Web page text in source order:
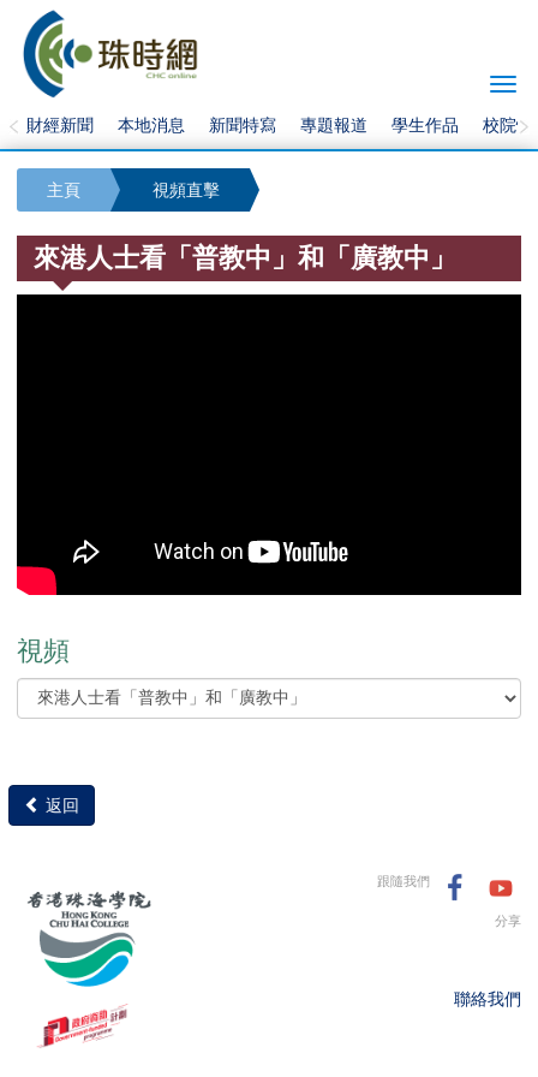
財經新聞 本地消息 新聞特寫 專題報道 學生作品 校院快
主頁 視頻直擊
來港人士看「普教中」和「廣教中」
視頻
返回
跟隨我們
分享
聯絡我們